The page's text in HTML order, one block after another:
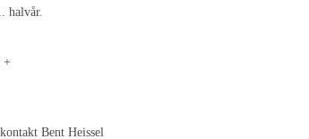
halvår.
+
Bent Heissel